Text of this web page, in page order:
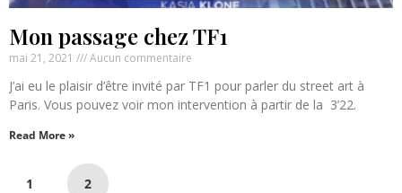
Mon passage chez TF1
mai 21, 2021 Aucun commentaire
J’ai eu le plaisir d’être invité par TF1 pour parler du street art à
Paris. Vous pouvez voir mon intervention à partir de la 3’22.
Read More »
1 2